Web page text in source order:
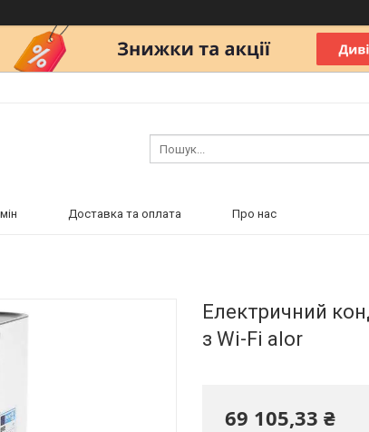
Доставка та оплата Про нас
Електричний
з Wi-Fi alor
69 105,33 ₴